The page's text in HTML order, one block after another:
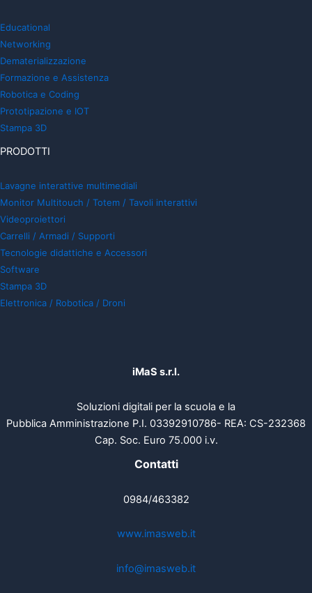
Educational
Networking
Dematerializzazione
Formazione e Assistenza
Robotica e Coding
Prototipazione e IOT
Stampa 3D
PRODOTTI
Lavagne interattive multimediali
Monitor Multitouch / Totem / Tavoli interattivi
Videoproiettori
Carrelli / Armadi / Supporti
Tecnologie didattiche e Accessori
Software
Stampa 3D
Elettronica / Robotica / Droni
iMaS s.r.l.
Soluzioni digitali per la scuola e la
Pubblica Amministrazione P.I. 03392910786- REA: CS-232368
Cap. Soc. Euro 75.000 i.v.
Contatti
0984/463382
www.imasweb.it
info@imasweb.it